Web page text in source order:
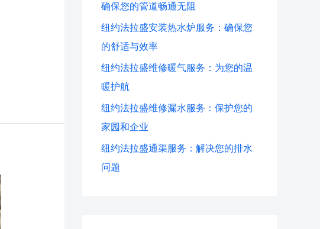
o
r
:
确保您的管道畅通无阻
纽约法拉盛安装热水炉服务：确保您
的舒适与效率
纽约法拉盛维修暖气服务：为您的温
暖护航
纽约法拉盛维修漏水服务：保护您的
家园和企业
纽约法拉盛通渠服务：解决您的排水
问题